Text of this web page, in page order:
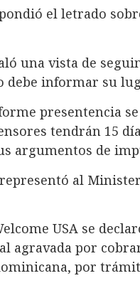
el letrado
una vista de
debe informar su
presentencia
tendrán 15
argumentos de
al
USA se
agravada por
por